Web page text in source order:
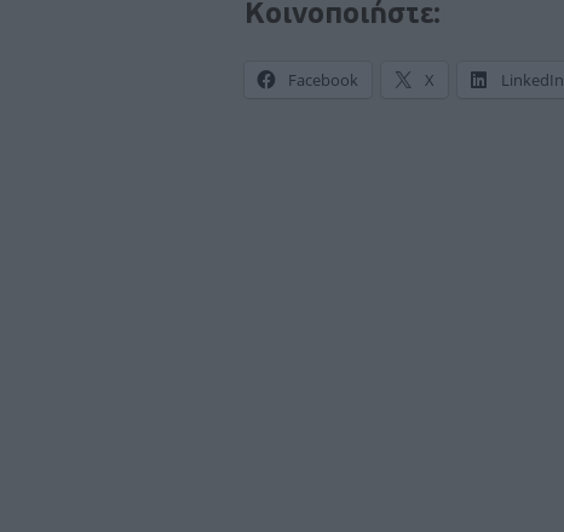
Κοινοποιήστε:
Facebook X LinkedIn